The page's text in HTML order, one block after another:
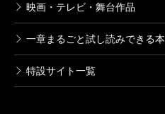
映画・テレビ・舞台作品
一章まるごと試し読みできる本
特設サイト一覧